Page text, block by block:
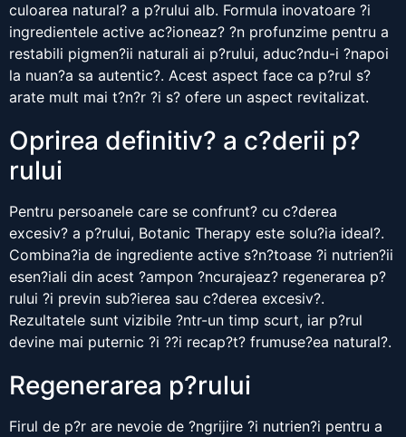
culoarea natural? a p?rului alb. Formula inovatoare ?i
ingredientele active ac?ioneaz? ?n profunzime pentru a
restabili pigmen?ii naturali ai p?rului, aduc?ndu-i ?napoi
la nuan?a sa autentic?. Acest aspect face ca p?rul s?
arate mult mai t?n?r ?i s? ofere un aspect revitalizat.
Oprirea definitiv? a c?derii p?
rului
Pentru persoanele care se confrunt? cu c?derea
excesiv? a p?rului, Botanic Therapy este solu?ia ideal?.
Combina?ia de ingrediente active s?n?toase ?i nutrien?ii
esen?iali din acest ?ampon ?ncurajeaz? regenerarea p?
rului ?i previn sub?ierea sau c?derea excesiv?.
Rezultatele sunt vizibile ?ntr-un timp scurt, iar p?rul
devine mai puternic ?i ??i recap?t? frumuse?ea natural?.
Regenerarea p?rului
Firul de p?r are nevoie de ?ngrijire ?i nutrien?i pentru a